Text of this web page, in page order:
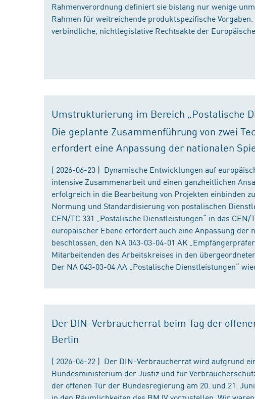
Rahmenverordnung definiert sie bislang nur wenige
Rahmen für weitreichende produktspezifische
verbindliche, nichtlegislative Rechtsakte der
Umstrukturierung im Bereich „Postalische
Die geplante Zusammenführung von zwei
erfordert eine Anpassung der nationalen
( 2026-06-23 ) Dynamische Entwicklungen auf
intensive Zusammenarbeit und einen ganzheitlichen
erfolgreich in die Bearbeitung von Projekten einbinden
Normung und Standardisierung von postalischen
CEN/TC 331 „Postalische Dienstleistungen“ in das
europäischer Ebene erfordert auch eine Anpassung
beschlossen, den NA 043-03-04-01 AK
Mitarbeitenden des Arbeitskreises in den
Der NA 043-03-04 AA „Postalische Dienstleistungen“
Der DIN-Verbraucherrat beim Tag der
Berlin
( 2026-06-22 ) Der DIN-Verbraucherrat wird aufgrund
Bundesministerium der Justiz und für
der offenen Tür der Bundesregierung am 20. und 21.